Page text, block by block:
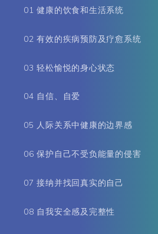
01 健康的饮食和生活系统
02 有效的疾病预防及疗愈系统
03 轻松愉悦的身心状态
04 自信、自爱
05 人际关系中健康的边界感
06 保护自己不受负能量的侵害
07 接纳并找回真实的自己
08 自我安全感及完整性